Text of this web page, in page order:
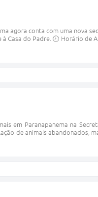
agora conta com uma nova
Casa do Padre. 🕗 Horário de
em Paranapanema na
de animais abandonados,